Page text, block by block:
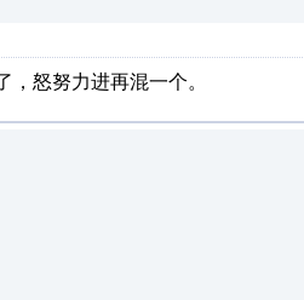
怒努力进再混一个。